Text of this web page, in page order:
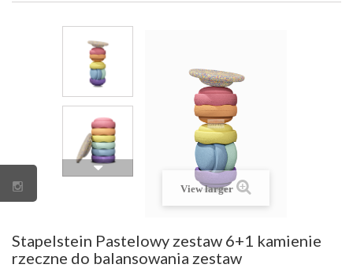
View larger
Stapelstein Pastelowy zestaw 6+1 kamienie
rzeczne do balansowania zestaw